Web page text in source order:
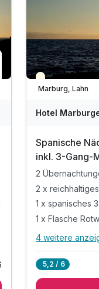
Teilweise
Marburg, Lahn
Hotel
Spanische
inkl. 3-Gang-
2
2 x
1 x spanisches
1 x Flasche
Alle
4 weitere
5,2 / 6